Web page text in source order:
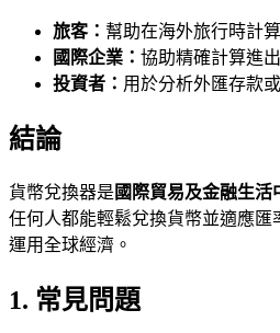
旅客： 幫助在海外旅行時計
國際企業： 協助精確計算進
投資者： 用於分析外匯存款
結論
貨幣兌換器是 國際貿易及金融生活
任何人都能輕鬆兌換貨幣並適應匯
運用全球經濟。
1. 常見問題